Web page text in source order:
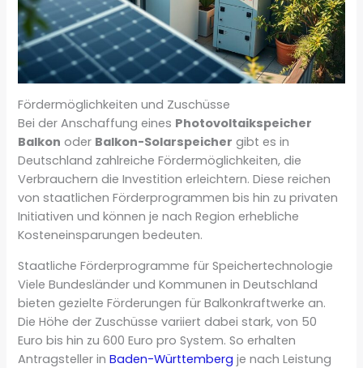
Fördermöglichkeiten und Zuschüsse
Bei der Anschaffung eines Photovoltaikspeicher
Balkon oder Balkon-Solarspeicher gibt es in
Deutschland zahlreiche Fördermöglichkeiten, die
Verbrauchern die Investition erleichtern. Diese reichen
von staatlichen Förderprogrammen bis hin zu privaten
Initiativen und können je nach Region erhebliche
Kosteneinsparungen bedeuten.
Staatliche Förderprogramme für Speichertechnologie
Viele Bundesländer und Kommunen in Deutschland
bieten gezielte Förderungen für Balkonkraftwerke an.
Die Höhe der Zuschüsse variiert dabei stark, von 50
Euro bis hin zu 600 Euro pro System. So erhalten
Antragsteller inBaden-Württemberg je nach Leistung